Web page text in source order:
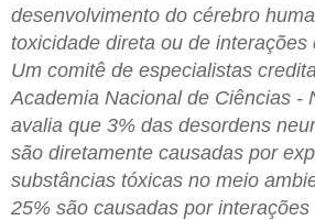
desenvolvimento do cérebro
toxicidade direta ou de interações
Um comitê de especialistas
Academia Nacional de Ciências -
avalia que 3% das desordens
são diretamente causadas por
substâncias tóxicas no meio
25% são causadas por